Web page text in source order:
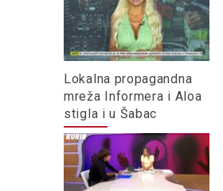
Lokalna propagandna
mreža Informera i Aloa
stigla i u Šabac